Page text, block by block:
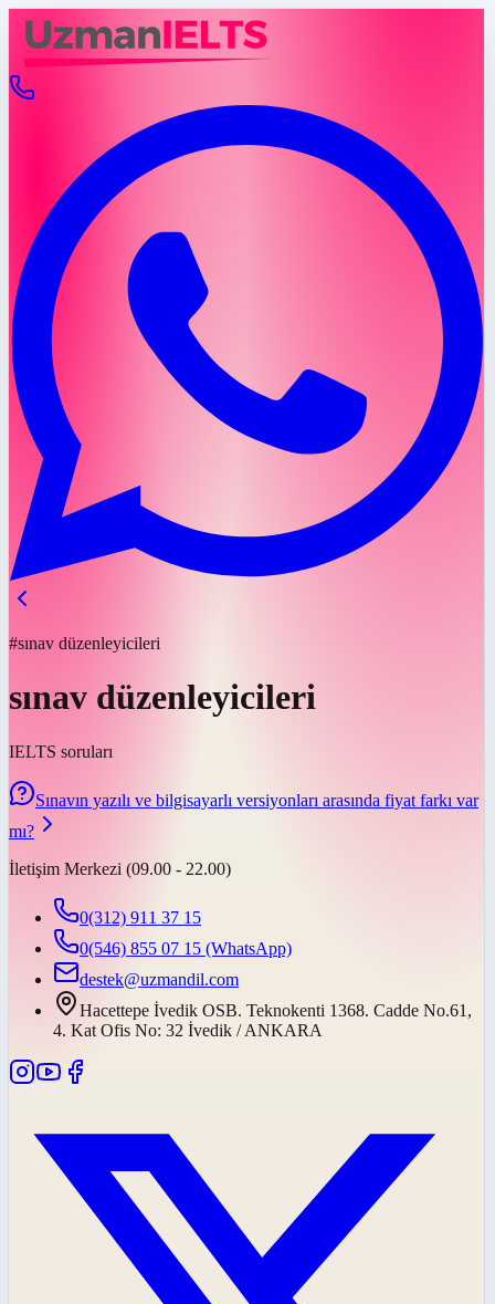
#sınav düzenleyicileri
sınav düzenleyicileri
IELTS soruları
Sınavın yazılı ve bilgisayarlı versiyonları arasında fiyat farkı var
mı?
İletişim Merkezi (09.00 - 22.00)
0(312) 911 37 15
0(546) 855 07 15 (WhatsApp)
destek@uzmandil.com
Hacettepe İvedik OSB. Teknokenti 1368. Cadde No.61,
4. Kat Ofis No: 32 İvedik / ANKARA